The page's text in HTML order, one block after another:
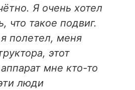
Я очень хотел
что такое подвиг.
полетел, меня
этот
мне кто-то
люди